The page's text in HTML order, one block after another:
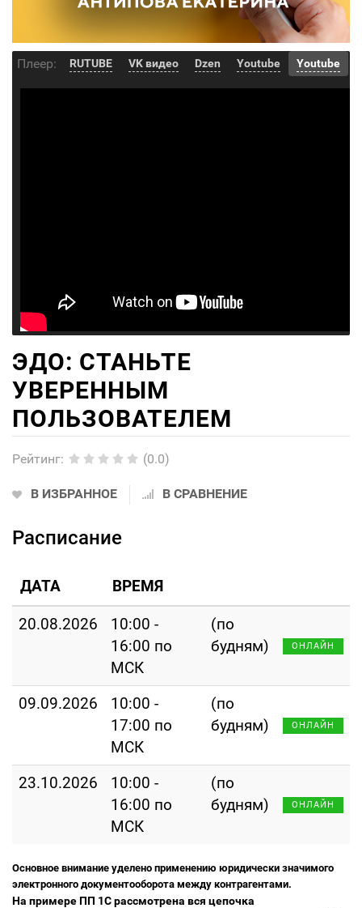
Плеер: RUTUBE VK видео Dzen Youtube Youtube
ЭДО: СТАНЬТЕ
УВЕРЕННЫМ
ПОЛЬЗОВАТЕЛЕМ
Рейтинг: (0.0)
В ИЗБРАННОЕ В СРАВНЕНИЕ
Расписание
ДАТА ВРЕМЯ
20.08.2026
10:00 -
16:00 по
МСК
(по
будням)
ОНЛАЙН
09.09.2026
10:00 -
17:00 по
МСК
(по
будням)
ОНЛАЙН
23.10.2026
10:00 -
16:00 по
МСК
(по
будням)
ОНЛАЙН
Основное внимание уделено применению юридически значимого
электронного документооборота между контрагентами.
На примере ПП 1С рассмотрена вся цепочка